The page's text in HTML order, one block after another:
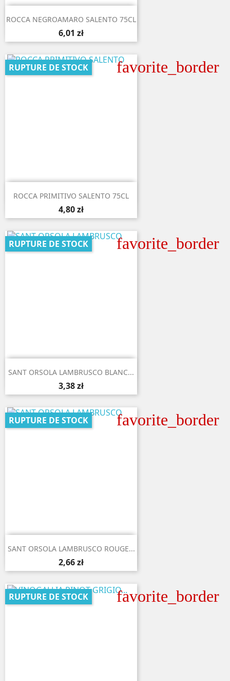
 Aperçu rapide
ROCCA NEGROAMARO SALENTO 75CL
6,01 zł
favorite_border
 Aperçu rapide
ROCCA PRIMITIVO SALENTO 75CL
4,80 zł
RUPTURE DE STOCK
favorite_border
 Aperçu rapide
SANT ORSOLA LAMBRUSCO BLANC...
3,38 zł
RUPTURE DE STOCK
favorite_border
 Aperçu rapide
SANT ORSOLA LAMBRUSCO ROUGE...
2,66 zł
RUPTURE DE STOCK
favorite_border
RUPTURE DE STOCK